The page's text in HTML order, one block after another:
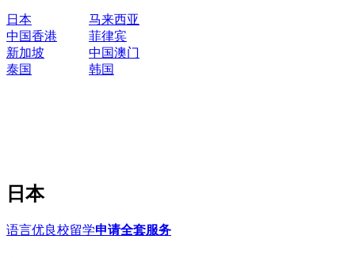
日本
马来西亚
中国香港
菲律宾
新加坡
中国澳门
泰国
韩国
日本
语言优良校留学申请全套服务